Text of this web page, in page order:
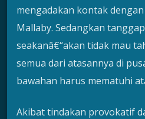
mengadakan kontak
Mallaby. Sedangkan
seakanâ€“akan tidak mau
semua dari atasannya di
bawahan harus mematuhi
Akibat tindakan provokatif